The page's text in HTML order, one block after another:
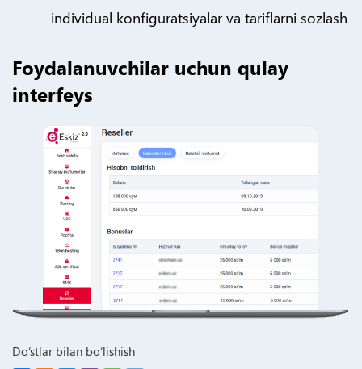
individual konfiguratsiyalar va tariflarni sozlash
Foydalanuvchilar uchun qulay
interfeys
Do‘stlar bilan bo‘lishish